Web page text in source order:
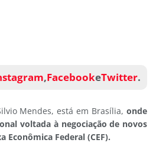
,FacebookeTwitter.
Mendes, está em Brasília, onde
voltada à negociação de novos
Econômica Federal (CEF).